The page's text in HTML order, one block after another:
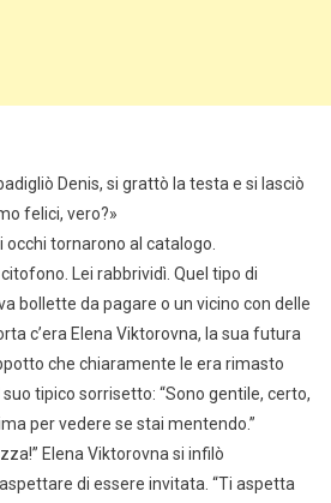
Denis, si grattò la testa e si lasciò
felici, vero?»
occhi tornarono al catalogo.
Lei rabbrividì. Quel tipo di
bollette da pagare o un vicino con delle
c’era Elena Viktorovna, la sua futura
che chiaramente le era rimasto
tipico sorrisetto: “Sono gentile, certo,
per vedere se stai mentendo.”
Elena Viktorovna si infilò
di essere invitata. “Ti aspetta